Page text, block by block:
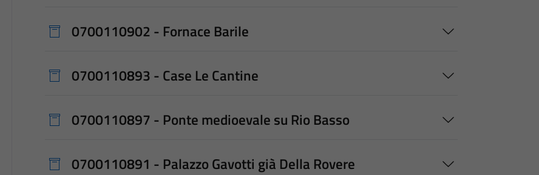
0700110902 - Fornace Barile
0700110893 - Case Le Cantine
0700110897 - Ponte medioevale su Rio Basso
0700110891 - Palazzo Gavotti già Della Rovere